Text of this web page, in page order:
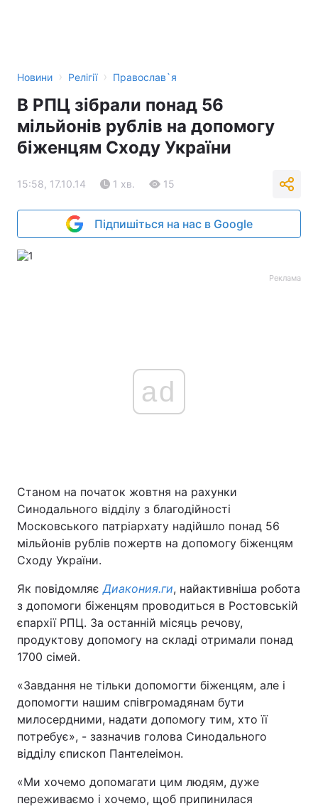
Новини › Релігії › Православ`я
В РПЦ зібрали понад 56
мільйонів рублів на допомогу
біженцям Сходу України
15:58, 17.10.14 1 хв. 15
Підпишіться на нас в Google
Реклама
ad
Станом на початок жовтня на рахунки
Синодального відділу з благодійності
Московського патріархату надійшло понад 56
мільйонів рублів пожертв на допомогу біженцям
Сходу України.
Як повідомляєДиакония.ги, найактивніша робота
з допомоги біженцям проводиться в Ростовській
єпархії РПЦ. За останній місяць речову,
продуктову допомогу на складі отримали понад
1700 сімей.
«Завдання не тільки допомогти біженцям, але і
допомогти нашим співгромадянам бути
милосердними, надати допомогу тим, хто її
потребує», - зазначив голова Синодального
відділу єпископ Пантелеімон.
«Ми хочемо допомагати цим людям, дуже
переживаємо і хочемо, щоб припинилася